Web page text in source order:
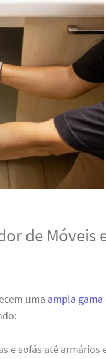
de Móveis
uma ampla gama
e sofás até armários